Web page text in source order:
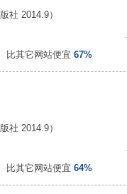
2014.9）
224
它网站便宜 67%
2014.9）
224
它网站便宜 64%